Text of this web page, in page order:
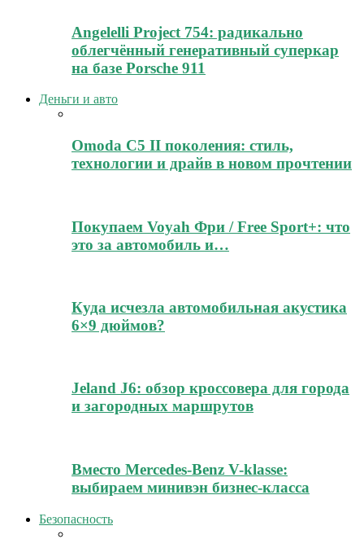
Angelelli Project 754: радикально
облегчённый генеративный суперкар
на базе Porsche 911
Деньги и авто
Omoda C5 II поколения: стиль,
технологии и драйв в новом прочтении
Покупаем Voyah Фри / Free Sport+: что
это за автомобиль и…
Куда исчезла автомобильная акустика
6×9 дюймов?
Jeland J6: обзор кроссовера для города
и загородных маршрутов
Вместо Mercedes-Benz V-klasse:
выбираем минивэн бизнес-класса
Безопасность